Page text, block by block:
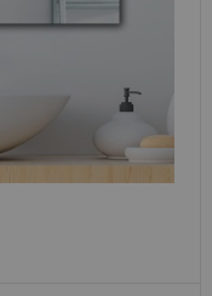
Душові
Дзеркала
Reflex
В
наявності